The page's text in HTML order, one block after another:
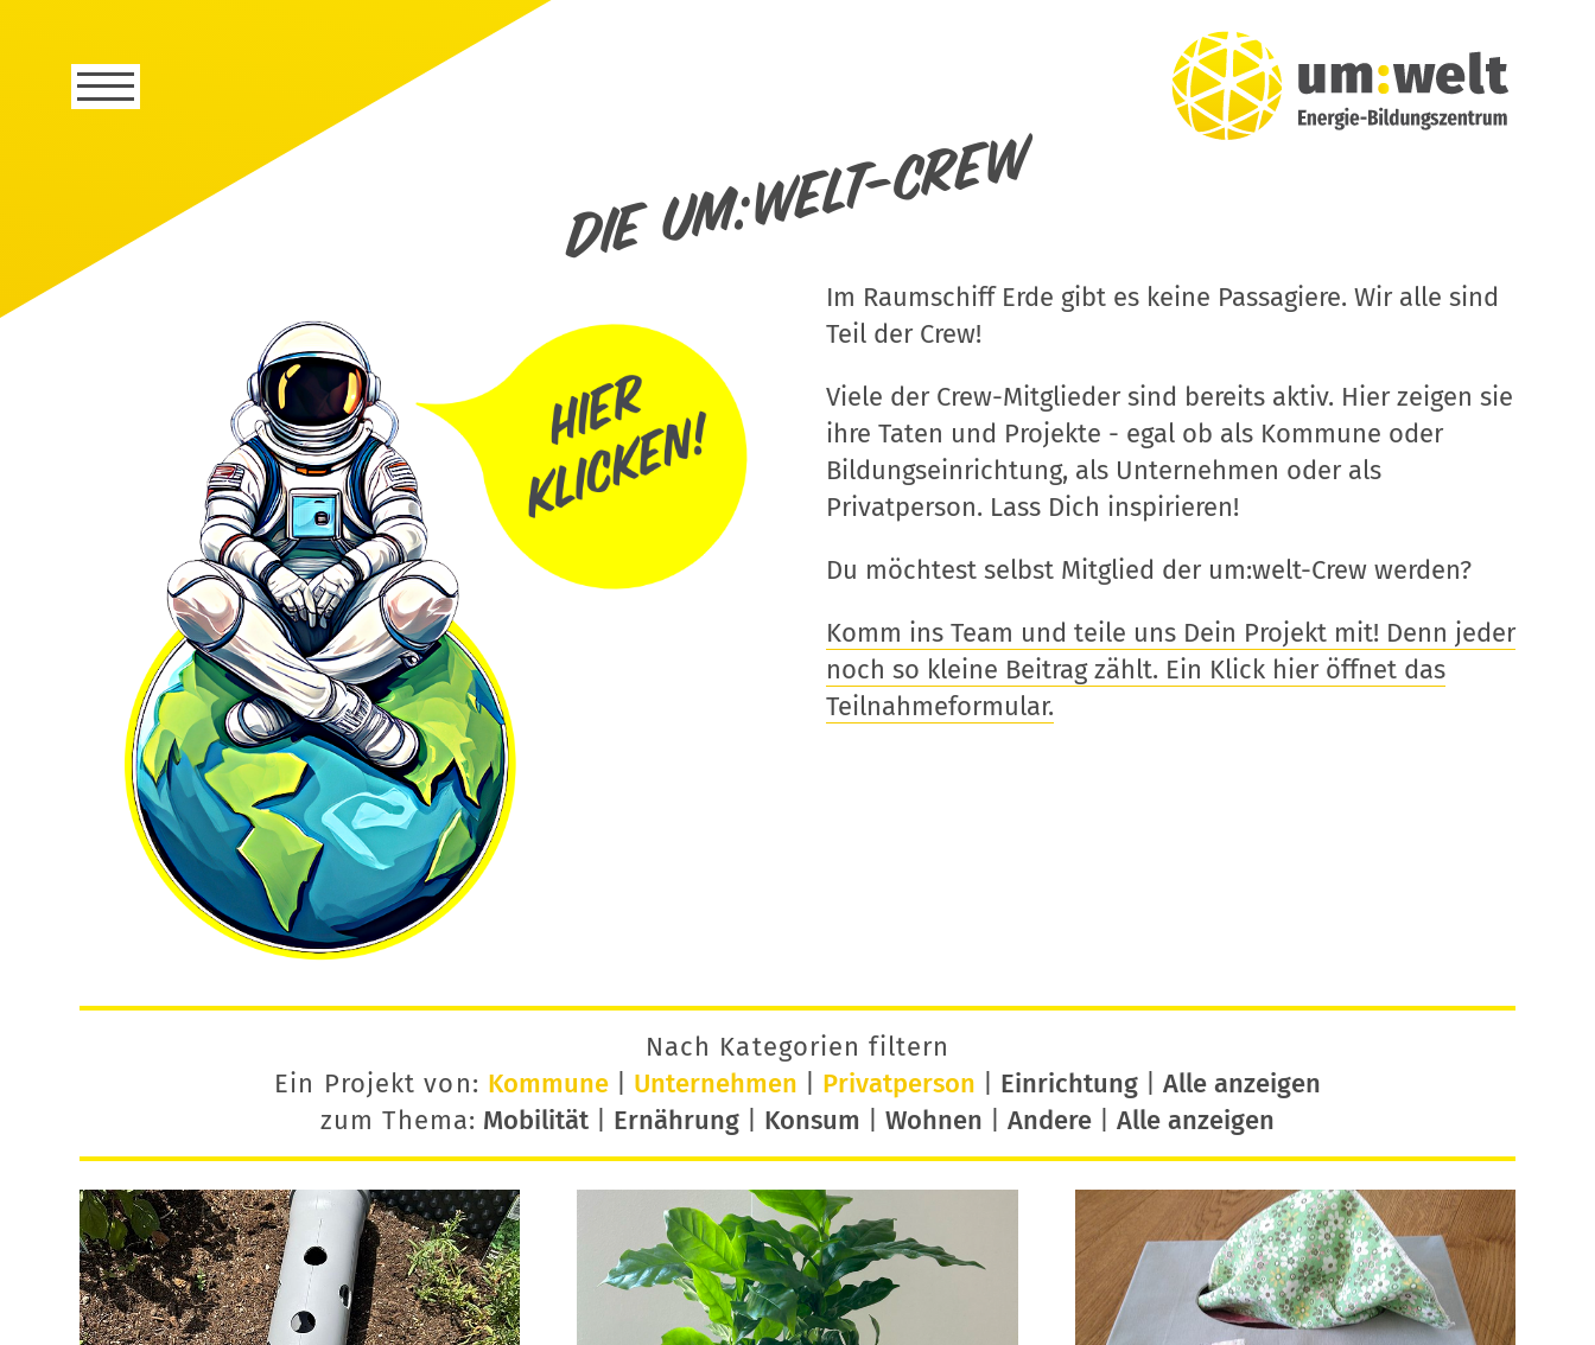
Die um:welt-Crew
Im Raumschiff Erde gibt es keine Passagiere. Wir alle sind
Teil der Crew!
Viele der Crew-Mitglieder sind bereits aktiv. Hier zeigen sie
ihre Taten und Projekte - egal ob als Kommune oder
Bildungseinrichtung, als Unternehmen oder als
Privatperson. Lass Dich inspirieren!
Du möchtest selbst Mitglied der um:welt-Crew werden?
Komm ins Team und teile uns Dein Projekt mit! Denn jeder
noch so kleine Beitrag zählt. Ein Klick hier öffnet das
Teilnahmeformular.
Nach Kategorien filtern
Ein Projekt von: Kommune| Unternehmen Privatperson Einrichtung| Alle anzeigen
zum Thema: Mobilität Ernährung Konsum Wohnen Andere Alle anzeigen